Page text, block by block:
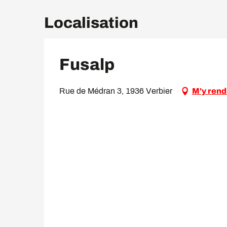
Localisation
Fusalp
Rue de Médran 3, 1936 Verbier M'y